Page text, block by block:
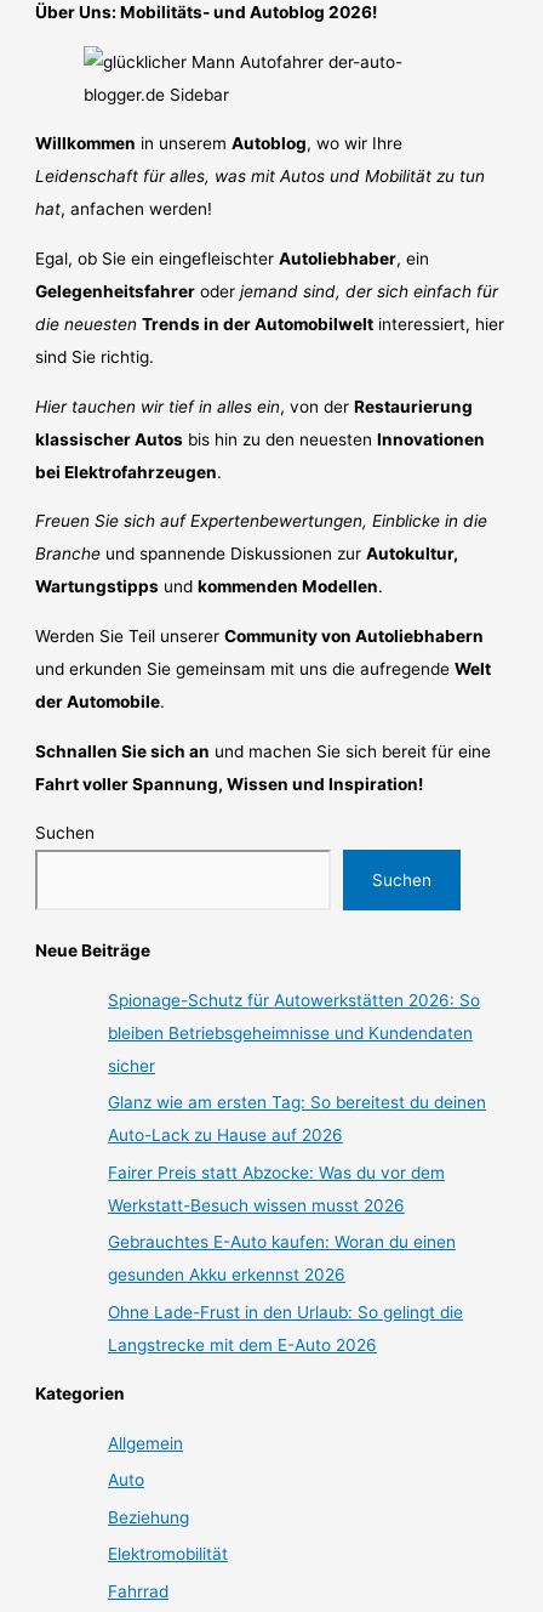
Über Uns: Mobilitäts- und Autoblog 2026!
Willkommen in unseremAutoblog, wo wir Ihre
Leidenschaft für alles, was mit Autos und Mobilität zu tun
hat, anfachen werden!
Egal, ob Sie ein eingefleischterAutoliebhaber, ein
Gelegenheitsfahrer oderjemand sind, der sich einfach für
die neuesten Trends in der Automobilwelt interessiert, hier
sind Sie richtig.
Hier tauchen wir tief in alles ein, von derRestaurierung
klassischer Autos bis hin zu den neuestenInnovationen
bei Elektrofahrzeugen.
Freuen Sie sich auf Expertenbewertungen, Einblicke in die
Branche und spannende Diskussionen zurAutokultur,
Wartungstipps undkommenden Modellen.
Werden Sie Teil unsererCommunity von Autoliebhabern
und erkunden Sie gemeinsam mit uns die aufregendeWelt
der Automobile.
Schnallen Sie sich an und machen Sie sich bereit für eine
Fahrt voller Spannung, Wissen und Inspiration!
Suchen
Suchen
Neue Beiträge
Spionage-Schutz für Autowerkstätten 2026: So
bleiben Betriebsgeheimnisse und Kundendaten
sicher
Glanz wie am ersten Tag: So bereitest du deinen
Auto-Lack zu Hause auf 2026
Fairer Preis statt Abzocke: Was du vor dem
Werkstatt-Besuch wissen musst 2026
Gebrauchtes E-Auto kaufen: Woran du einen
gesunden Akku erkennst 2026
Ohne Lade-Frust in den Urlaub: So gelingt die
Langstrecke mit dem E-Auto 2026
Kategorien
Allgemein
Auto
Beziehung
Elektromobilität
Fahrrad